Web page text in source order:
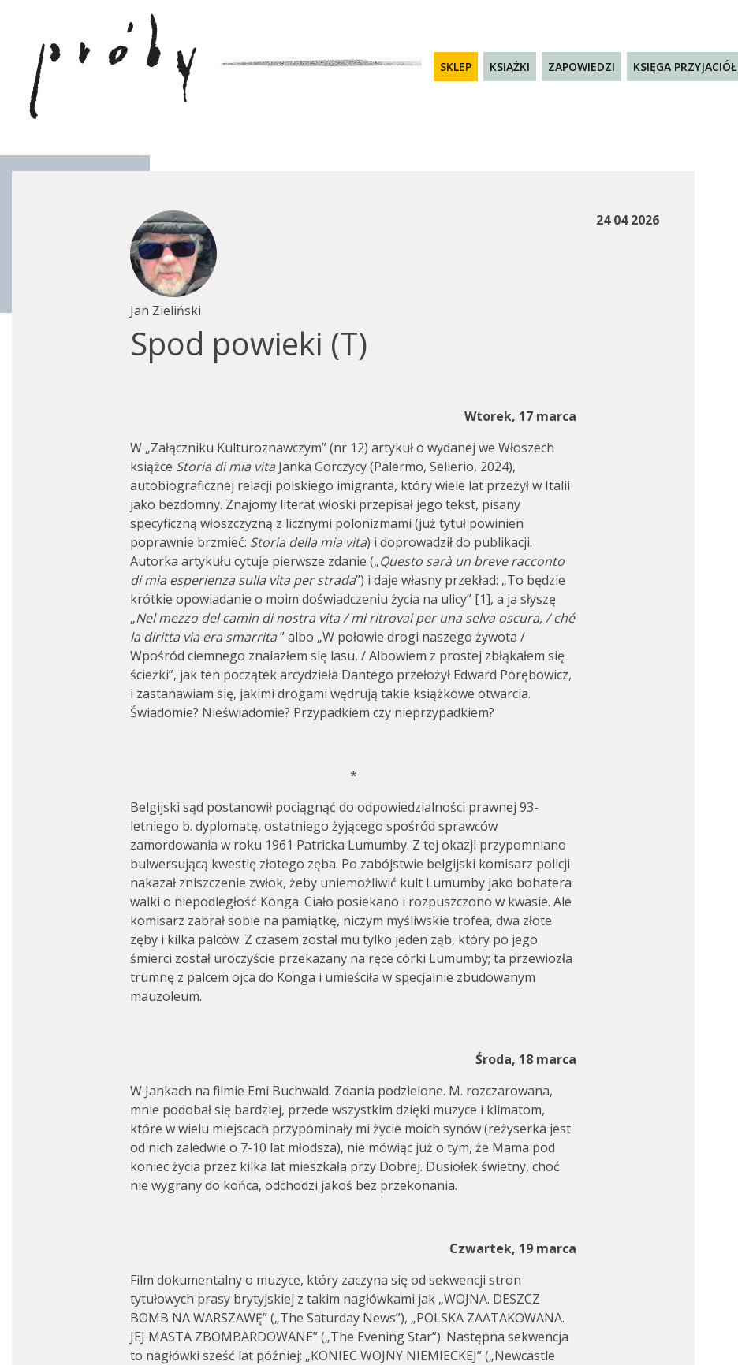
SKLEP KSIĄŻKI ZAPOWIEDZI KSIĘGA PRZYJACIÓŁ
24 04 2026
Jan Zieliński
Spod powieki (T)
Wtorek, 17 marca
W „Załączniku Kulturoznawczym” (nr 12) artykuł o wydanej we Włoszech
książce Storia di mia vita Janka Gorczycy (Palermo, Sellerio, 2024),
autobiograficznej relacji polskiego imigranta, który wiele lat przeżył w Italii
jako bezdomny. Znajomy literat włoski przepisał jego tekst, pisany
specyficzną włoszczyzną z licznymi polonizmami (już tytuł powinien
poprawnie brzmieć: Storia della mia vita) i doprowadził do publikacji.
Autorka artykułu cytuje pierwsze zdanie („Questo sarà un breve racconto
di mia esperienza sulla vita per strada”) i daje własny przekład: „To będzie
krótkie opowiadanie o moim doświadczeniu życia na ulicy” [1], a ja słyszę
„Nel mezzo del camin di nostra vita / mi ritrovai per una selva oscura, / ché
la diritta via era smarrita” albo „W połowie drogi naszego żywota /
Wpośród ciemnego znalazłem się lasu, / Albowiem z prostej zbłąkałem się
ścieżki”, jak ten początek arcydzieła Dantego przełożył Edward Porębowicz,
i zastanawiam się, jakimi drogami wędrują takie książkowe otwarcia.
Świadomie? Nieświadomie? Przypadkiem czy nieprzypadkiem?
*
Belgijski sąd postanowił pociągnąć do odpowiedzialności prawnej 93-
letniego b. dyplomatę, ostatniego żyjącego spośród sprawców
zamordowania w roku 1961 Patricka Lumumby. Z tej okazji przypomniano
bulwersującą kwestię złotego zęba. Po zabójstwie belgijski komisarz policji
nakazał zniszczenie zwłok, żeby uniemożliwić kult Lumumby jako bohatera
walki o niepodległość Konga. Ciało posiekano i rozpuszczono w kwasie. Ale
komisarz zabrał sobie na pamiątkę, niczym myśliwskie trofea, dwa złote
zęby i kilka palców. Z czasem został mu tylko jeden ząb, który po jego
śmierci został uroczyście przekazany na ręce córki Lumumby; ta przewiozła
trumnę z palcem ojca do Konga i umieściła w specjalnie zbudowanym
mauzoleum.
Środa, 18 marca
W Jankach na filmie Emi Buchwald. Zdania podzielone. M. rozczarowana,
mnie podobał się bardziej, przede wszystkim dzięki muzyce i klimatom,
które w wielu miejscach przypominały mi życie moich synów (reżyserka jest
od nich zaledwie o 7-10 lat młodsza), nie mówiąc już o tym, że Mama pod
koniec życia przez kilka lat mieszkała przy Dobrej. Dusiołek świetny, choć
nie wygrany do końca, odchodzi jakoś bez przekonania.
Czwartek, 19 marca
Film dokumentalny o muzyce, który zaczyna się od sekwencji stron
tytułowych prasy brytyjskiej z takim nagłówkami jak „WOJNA. DESZCZ
BOMB NA WARSZAWĘ” („The Saturday News”), „POLSKA ZAATAKOWANA.
JEJ MASTA ZBOMBARDOWANE” („The Evening Star”). Następna sekwencja
to nagłówki sześć lat później: „KONIEC WOJNY NIEMIECKEJ” („Newcastle